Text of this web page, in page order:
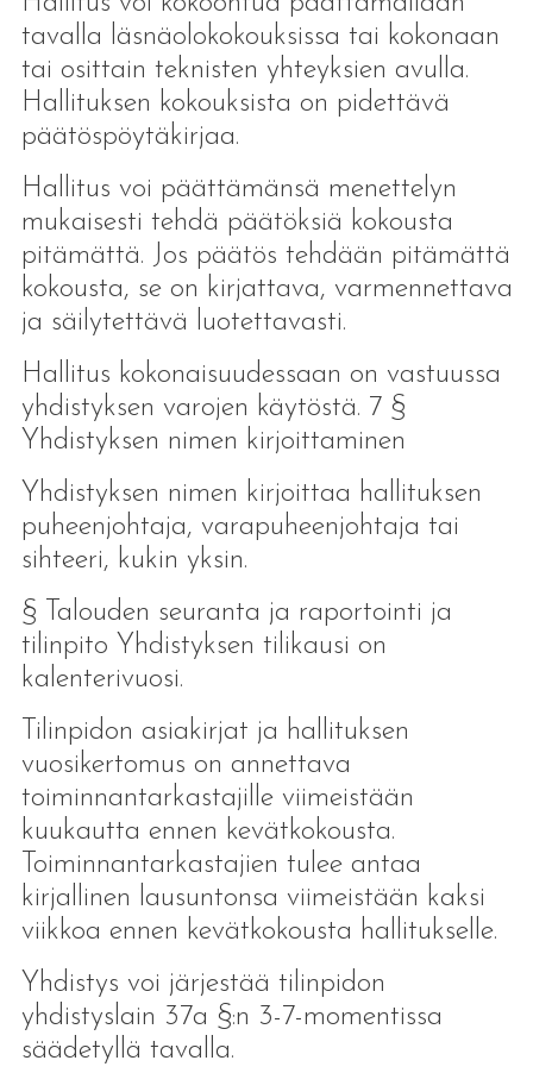
tavalla läsnäolokokouksissa tai kokonaan
tai osittain teknisten yhteyksien avulla.
Hallituksen kokouksista on pidettävä
päätöspöytäkirjaa.
Hallitus voi päättämänsä menettelyn
mukaisesti tehdä päätöksiä kokousta
pitämättä. Jos päätös tehdään pitämättä
kokousta, se on kirjattava, varmennettava
ja säilytettävä luotettavasti.
Hallitus kokonaisuudessaan on vastuussa
yhdistyksen varojen käytöstä. 7 §
Yhdistyksen nimen kirjoittaminen
Yhdistyksen nimen kirjoittaa hallituksen
puheenjohtaja, varapuheenjohtaja tai
sihteeri, kukin yksin.
§ Talouden seuranta ja raportointi ja
tilinpito Yhdistyksen tilikausi on
kalenterivuosi.
Tilinpidon asiakirjat ja hallituksen
vuosikertomus on annettava
toiminnantarkastajille viimeistään
kuukautta ennen kevätkokousta.
Toiminnantarkastajien tulee antaa
kirjallinen lausuntonsa viimeistään kaksi
viikkoa ennen kevätkokousta hallitukselle.
Yhdistys voi järjestää tilinpidon
yhdistyslain 37a §:n 3-7-momentissa
säädetyllä tavalla.